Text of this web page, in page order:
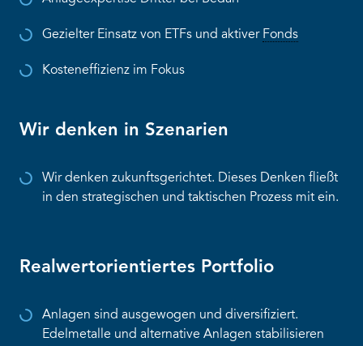
Gezielter Einsatz von ETFs und aktiver Fonds
Kosteneffizienz im Fokus
Wir denken in Szenarien
Wir denken zukunftsgerichtet. Dieses Denken fließt
in den strategischen und taktischen Prozess mit ein.
Realwertorientiertes Portfolio
Anlagen sind ausgewogen und diversifiziert.
Edelmetalle und alternative Anlagen stabilisieren